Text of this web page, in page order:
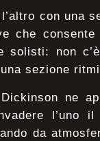
con una
che
solisti: non
sezione
ne
l’uno il
da